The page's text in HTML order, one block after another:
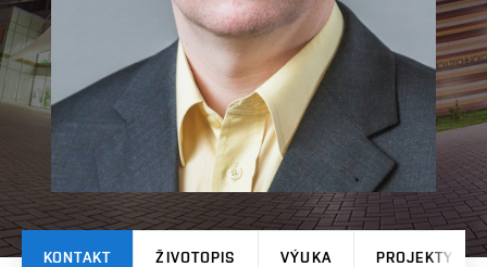
KONTAKT ŽIVOTOPIS VÝUKA PROJEKTY